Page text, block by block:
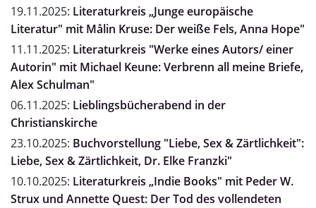
19.11.2025: Literaturkreis „Junge europäische
Literatur" mit Målin Kruse: Der weiße Fels, Anna Hope"
11.11.2025: Literaturkreis "Werke eines Autors/ einer
Autorin" mit Michael Keune: Verbrenn all meine Briefe,
Alex Schulman"
06.11.2025: Lieblingsbücherabend in der
Christianskirche
23.10.2025: Buchvorstellung "Liebe, Sex & Zärtlichkeit":
Liebe, Sex & Zärtlichkeit, Dr. Elke Franzki"
10.10.2025: Literaturkreis „Indie Books" mit Peder W.
Strux und Annette Quest: Der Tod des vollendeten